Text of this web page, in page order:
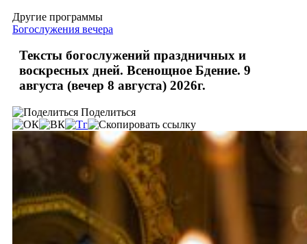
Другие программы
Богослужения вечера
Тексты богослужений праздничных и
воскресных дней. Всенощное Бдение. 9
августа (вечер 8 августа) 2026г.
Поделиться